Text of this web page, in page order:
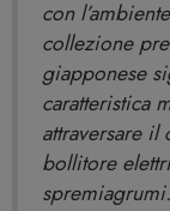
con
collezione
giapponese
caratteristica
attraversare
bollitore